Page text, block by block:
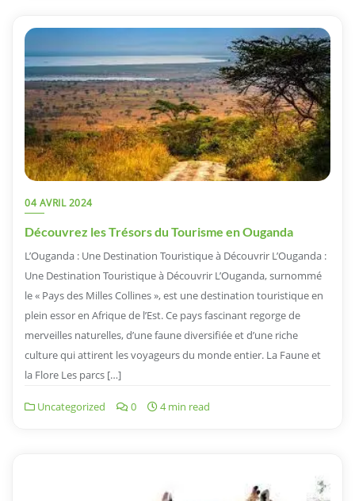
04 AVRIL 2024
Découvrez les Trésors du Tourisme en Ouganda
L’Ouganda : Une Destination Touristique à Découvrir L’Ouganda :
Une Destination Touristique à Découvrir L’Ouganda, surnommé
le « Pays des Milles Collines », est une destination touristique en
plein essor en Afrique de l’Est. Ce pays fascinant regorge de
merveilles naturelles, d’une faune diversifiée et d’une riche
culture qui attirent les voyageurs du monde entier. La Faune et
la Flore Les parcs […]
Uncategorized 0 4 min read